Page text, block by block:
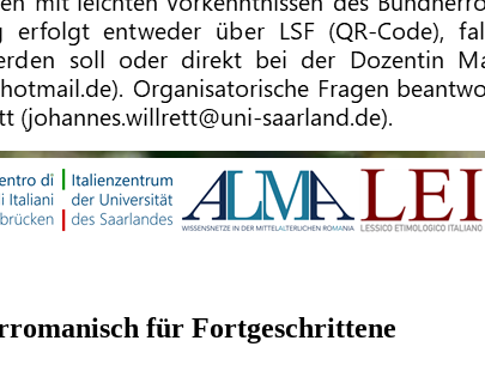
für Fortgeschrittene